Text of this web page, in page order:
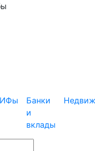
Банки
и
вклады